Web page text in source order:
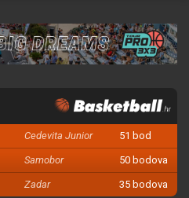
Cedevita Junior 51 bod
Samobor 50 bodova
Zadar 35 bodova